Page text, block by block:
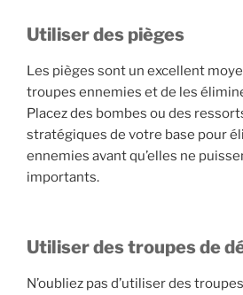
Utiliser des pièges
Les pièges sont un excellent
troupes ennemies et de les
Placez des bombes ou des
stratégiques de votre base pour
ennemies avant qu’elles ne
importants.
Utiliser des troupes de
N’oubliez pas d’utiliser des